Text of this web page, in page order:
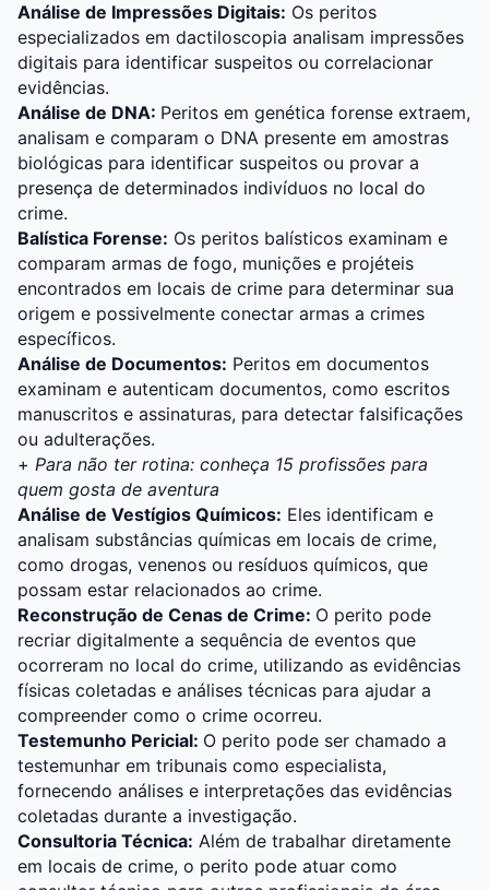
Análise de Impressões Digitais: Os peritos
especializados em dactiloscopia analisam impressões
digitais para identificar suspeitos ou correlacionar
evidências.
Análise de DNA: Peritos em genética forense extraem,
analisam e comparam o DNA presente em amostras
biológicas para identificar suspeitos ou provar a
presença de determinados indivíduos no local do
crime.
Balística Forense: Os peritos balísticos examinam e
comparam armas de fogo, munições e projéteis
encontrados em locais de crime para determinar sua
origem e possivelmente conectar armas a crimes
específicos.
Análise de Documentos: Peritos em documentos
examinam e autenticam documentos, como escritos
manuscritos e assinaturas, para detectar falsificações
ou adulterações.
+ Para não ter rotina: conheça 15 profissões para
quem gosta de aventura
Análise de Vestígios Químicos: Eles identificam e
analisam substâncias químicas em locais de crime,
como drogas, venenos ou resíduos químicos, que
possam estar relacionados ao crime.
Reconstrução de Cenas de Crime: O perito pode
recriar digitalmente a sequência de eventos que
ocorreram no local do crime, utilizando as evidências
físicas coletadas e análises técnicas para ajudar a
compreender como o crime ocorreu.
Testemunho Pericial: O perito pode ser chamado a
testemunhar em tribunais como especialista,
fornecendo análises e interpretações das evidências
coletadas durante a investigação.
Consultoria Técnica: Além de trabalhar diretamente
em locais de crime, o perito pode atuar como